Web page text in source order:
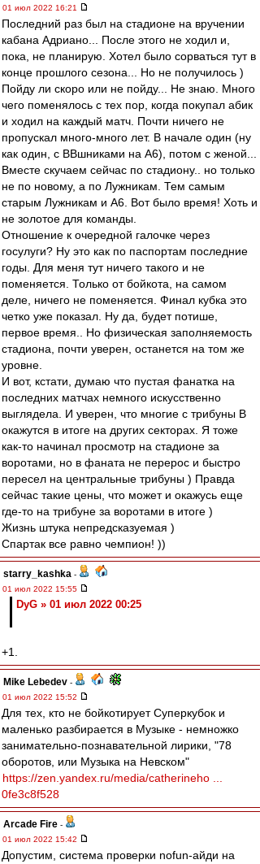
01 июл 2022 16:21
Последний раз был на стадионе на вручении
кабана Адриано... После этого не ходил и,
пока, не планирую. Хотел было сорваться тут в
конце прошлого сезона... Но не получилось )
Пойду ли скоро или не пойду... Не знаю. Много
чего поменялось с тех пор, когда покупал абик
и ходил на каждый матч. Почти ничего не
пропускал много-много лет. В начале один (ну
как один, с ВВшниками на А6), потом с женой...
Вместе скучаем сейчас по стадиону.. но только
не по новому, а по Лужникам. Тем самым
старым Лужникам и А6. Вот было время! Хоть и
не золотое для команды.
Отношение к очередной галочке через
госулуги? Ну это как по паспортам последние
годы. Для меня тут ничего такого и не
поменяется. Только от бойкота, на самом
деле, ничего не поменяется. Финал кубка это
четко уже показал. Ну да, будет потише,
первое время.. Но физическая заполняемость
стадиона, почти уверен, останется на том же
уровне.
И вот, кстати, думаю что пустая фанатка на
последних матчах немного искусственно
выглядела. И уверен, что многие с трибуны B
окажутся в итоге на других секторах. Я тоже
как-то начинал просмотр на стадионе за
воротами, но в фаната не перерос и быстро
пересел на центральные трибуны ) Правда
сейчас такие цены, что может и окажусь еще
где-то на трибуне за воротами в итоге )
Жизнь штука непредсказуемая )
Спартак все равно чемпион! ))
starry_kashka -
01 июл 2022 15:55
DyG » 01 июл 2022 00:25
+1.
Mike Lebedev -
01 июл 2022 15:52
Для тех, кто не бойкотирует Суперкубок и
маленько разбирается в Музыке - немножко
занимательно-познавательной лирики, "78
оборотов, или Музыка на Невском"
https://zen.yandex.ru/media/catherineho ...
0fe3c8f528
Arcade Fire -
01 июл 2022 15:42
Допустим, система проверки nofun-айди на